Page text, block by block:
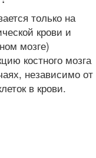
только на
крови и
мозге)
костного мозга
независимо от
в крови.